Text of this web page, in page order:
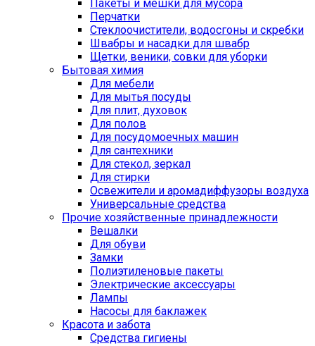
Пакеты и мешки для мусора
Перчатки
Стеклоочистители, водосгоны и скребки
Швабры и насадки для швабр
Щетки, веники, совки для уборки
Бытовая химия
Для мебели
Для мытья посуды
Для плит, духовок
Для полов
Для посудомоечных машин
Для сантехники
Для стекол, зеркал
Для стирки
Освежители и аромадиффузоры воздуха
Универсальные средства
Прочие хозяйственные принадлежности
Вешалки
Для обуви
Замки
Полиэтиленовые пакеты
Электрические аксессуары
Лампы
Насосы для баклажек
Красота и забота
Средства гигиены